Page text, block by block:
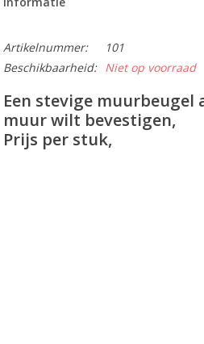
Artikelnummer:
101
Beschikbaarheid:
Niet op voorraad
Een stevige muurbeugel
muur wilt bevestigen,
Prijs per stuk,